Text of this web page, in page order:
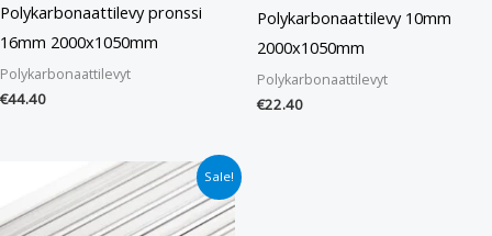
Polykarbonaattilevy pronssi
16mm 2000x1050mm
Polykarbonaattilevyt
€44.40
Polykarbonaattilevy 10mm
2000x1050mm
Polykarbonaattilevyt
€22.40
Sale!
Alkuperäinen
hinta
oli:
€16.90.
Nykyinen
hinta
on:
€13.90.